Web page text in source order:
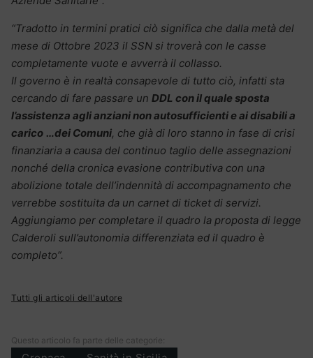
“Tradotto in termini pratici ciò significa che dalla metà del
mese di Ottobre 2023 il SSN si troverà con le casse
completamente vuote e avverrà il collasso.
Il governo è in realtà consapevole di tutto ciò, infatti sta
cercando di fare passare un DDL con il quale sposta
l’assistenza agli anziani non autosufficienti e ai disabili a
carico …dei Comuni, che già di loro stanno in fase di crisi
finanziaria a causa del continuo taglio delle assegnazioni
nonché della cronica evasione contributiva con una
abolizione totale dell’indennità di accompagnamento che
verrebbe sostituita da un carnet di ticket di servizi.
Aggiungiamo per completare il quadro la proposta di legge
Calderoli sull’autonomia differenziata ed il quadro è
completo”.
Tutti gli articoli dell'autore
Questo articolo fa parte delle categorie: